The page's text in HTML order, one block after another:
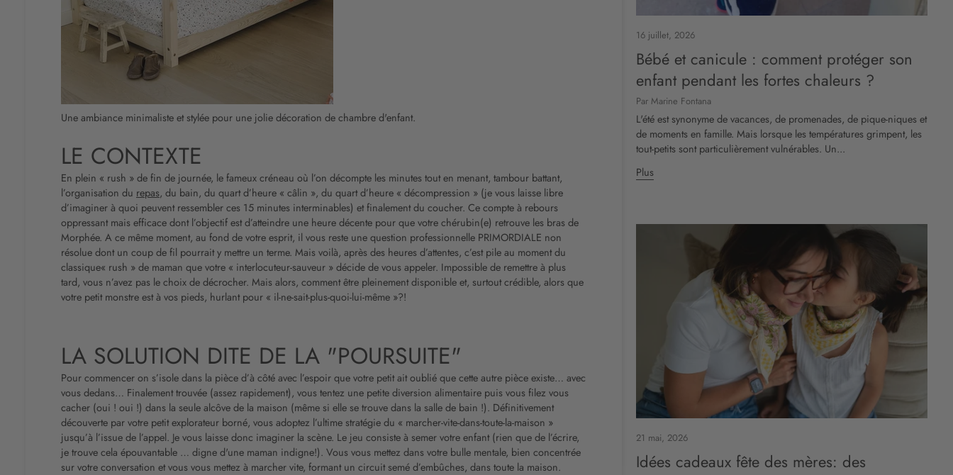
Une ambiance minimaliste et stylée pour une jolie décoration de chambre d'enfant.
LE CONTEXTE
En plein « rush » de fin de journée, le fameux créneau où l’on décompte les minutes tout en menant, tambour battant,
l’organisation du repas, du bain, du quart d’heure « câlin », du quart d’heure « décompression » (je vous laisse libre
d’imaginer à quoi peuvent ressembler ces 15 minutes interminables) et finalement du coucher. Ce compte à rebours
oppressant mais efficace dont l’objectif est d’atteindre une heure décente pour que votre chérubin(e) retrouve les bras de
Morphée. A ce même moment, au fond de votre esprit, il vous reste une question professionnelle PRIMORDIALE non
résolue dont un coup de fil pourrait y mettre un terme. Mais voilà, après des heures d’attentes, c’est pile au moment du
classique« rush » de maman que votre « interlocuteur-sauveur » décide de vous appeler. Impossible de remettre à plus
tard, vous n’avez pas le choix de décrocher. Mais alors, comment être pleinement disponible et, surtout crédible, alors que
votre petit monstre est à vos pieds, hurlant pour « il-ne-sait-plus-quoi-lui-même »?!
LA SOLUTION DITE DE LA "POURSUITE"
Pour commencer on s’isole dans la pièce d’à côté avec l’espoir que votre petit ait oublié que cette autre pièce existe… avec
vous dedans… Finalement trouvée (assez rapidement), vous tentez une petite diversion alimentaire puis vous filez vous
cacher (oui ! oui !) dans la seule alcôve de la maison (même si elle se trouve dans la salle de bain !). Définitivement
découverte par votre petit explorateur borné, vous adoptez l’ultime stratégie du « marcher-vite-dans-toute-la-maison »
jusqu’à l’issue de l’appel. Je vous laisse donc imaginer la scène. Le jeu consiste à semer votre enfant (rien que de l’écrire,
je trouve cela épouvantable … digne d'une maman indigne!). Vous vous mettez dans votre bulle mentale, bien concentrée
sur votre conversation et vous vous mettez à marcher vite, formant un circuit semé d’embûches, dans toute la maison.
16 juillet, 2026
Bébé et canicule : comment protéger son
enfant pendant les fortes chaleurs ?
Par Marine Fontana
L'été est synonyme de vacances, de promenades, de pique-niques et
de moments en famille. Mais lorsque les températures grimpent, les
tout-petits sont particulièrement vulnérables. Un...
Plus
21 mai, 2026
Idées cadeaux fête des mères: des